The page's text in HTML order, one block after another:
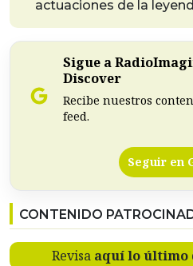
actuaciones de la
Sigue a
Discover
Recibe nuestros
feed.
Seguir en
CONTENIDO
Revisa aquí lo último